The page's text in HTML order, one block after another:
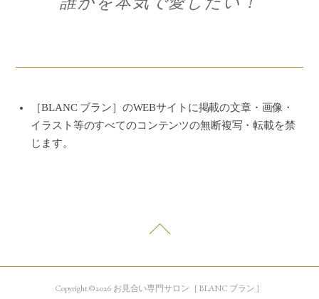
［BLANC ブラン］のWEBサイトに掲載の文章・画像・
イラスト等のすべてのコンテンツの無断複写・転載を禁
じます。
Copyright © 2026 お見合い専門サロン［ BLANC ブラン ］